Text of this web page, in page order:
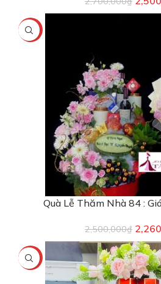
-10%
Quà Lễ Thăm Nhà 84 :
2,500,000₫
-6%